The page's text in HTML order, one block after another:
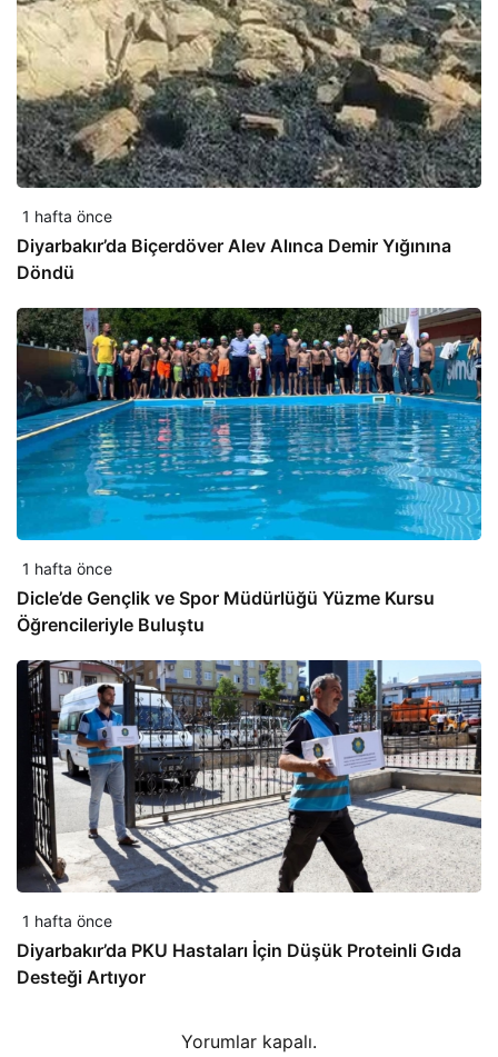
1 hafta önce
Diyarbakır’da Biçerdöver Alev Alınca Demir Yığınına
Döndü
1 hafta önce
Dicle’de Gençlik ve Spor Müdürlüğü Yüzme Kursu
Öğrencileriyle Buluştu
1 hafta önce
Diyarbakır’da PKU Hastaları İçin Düşük Proteinli Gıda
Desteği Artıyor
Yorumlar kapalı.